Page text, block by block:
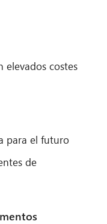
elevados costes
para el futuro
de